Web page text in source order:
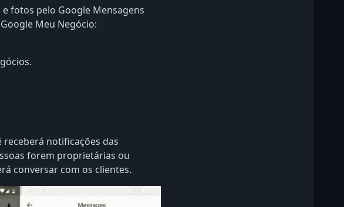
fotos pelo Google Mensagens
Meu Negócio:
receberá notificações das
forem proprietárias ou
conversar com os clientes.